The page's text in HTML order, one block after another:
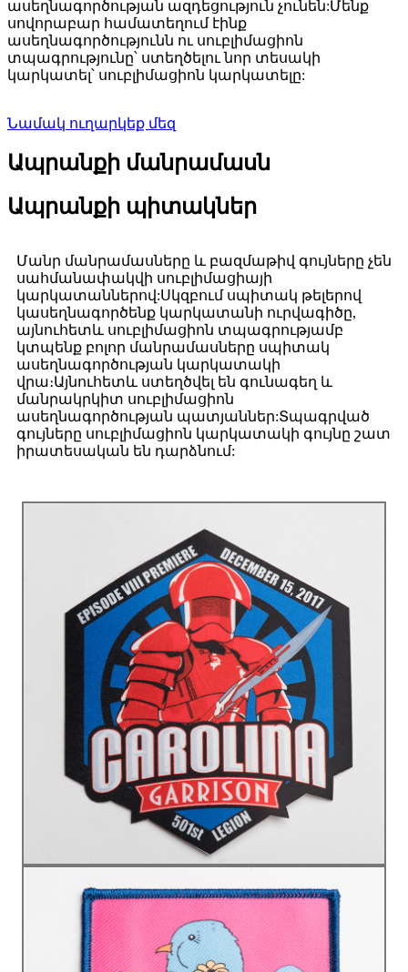
ասեղնագործության ազդեցություն չունեն:Մենք
սովորաբար համատեղում էինք
ասեղնագործությունն ու սուբլիմացիոն
տպագրությունը՝ ստեղծելու նոր տեսակի
կարկատել՝ սուբլիմացիոն կարկատելը:
Նամակ ուղարկեք մեզ
Ապրանքի մանրամասն
Ապրանքի պիտակներ
Մանր մանրամասները և բազմաթիվ գույները չեն
սահմանափակվի սուբլիմացիայի
կարկատաններով:Սկզբում սպիտակ թելերով
կասեղնագործենք կարկատանի ուրվագիծը,
այնուհետև սուբլիմացիոն տպագրությամբ
կտպենք բոլոր մանրամասները սպիտակ
ասեղնագործության կարկատակի
վրա։Այնուհետև ստեղծվել են գունագեղ և
մանրակրկիտ սուբլիմացիոն
ասեղնագործության պատյաններ:Տպագրված
գույները սուբլիմացիոն կարկատակի գույնը շատ
իրատեսական են դարձնում: